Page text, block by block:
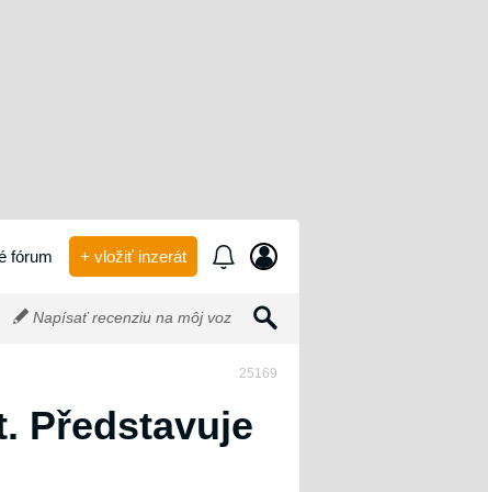
fórum + vložiť inzerát
Napísať recenziu na môj voz
25169
Představuje